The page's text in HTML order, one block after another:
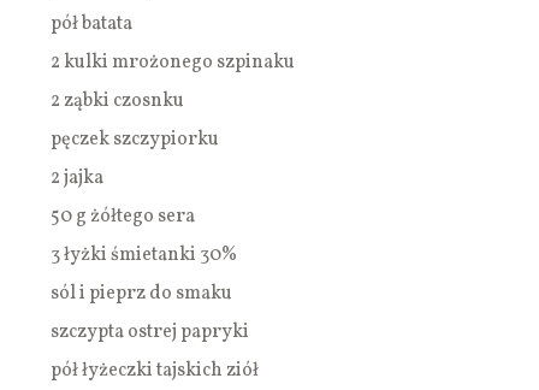
pół batata
2 kulki mrożonego szpinaku
2 ząbki czosnku
pęczek szczypiorku
2 jajka
50 g żółtego sera
3 łyżki śmietanki 30%
sól i pieprz do smaku
szczypta ostrej papryki
pół łyżeczki tajskich ziół